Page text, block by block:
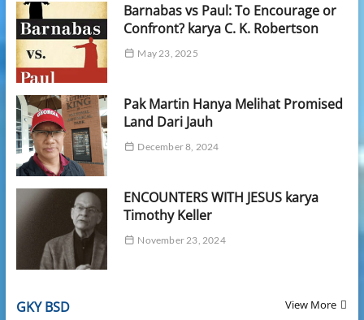
Barnabas vs Paul: To Encourage or
Confront? karya C. K. Robertson
May 23, 2025
Pak Martin Hanya Melihat Promised
Land Dari Jauh
December 8, 2024
ENCOUNTERS WITH JESUS karya
Timothy Keller
November 23, 2024
GKY BSD View More